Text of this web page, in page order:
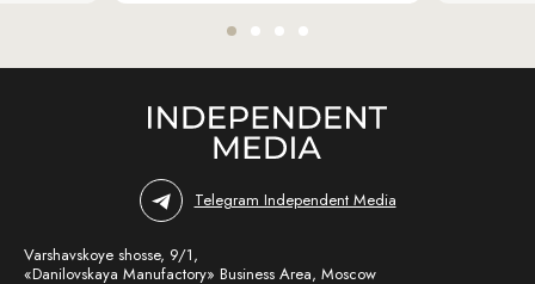
Telegram Independent Media
Varshavskoye shosse, 9/1,
«Danilovskaya Manufactory» Business Area, Moscow